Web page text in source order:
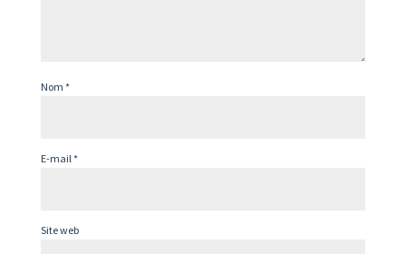
Nom *
E-mail*
Site web